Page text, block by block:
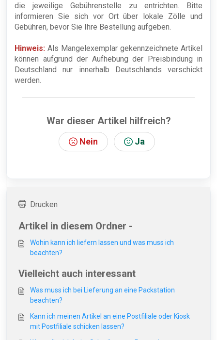
die jeweilige Gebührenstelle zu entrichten. Bitte
informieren Sie sich vor Ort über lokale Zölle und
Gebühren, bevor Sie Ihre Bestellung aufgeben.
Hinweis: Als Mangelexemplar gekennzeichnete Artikel
können aufgrund der Aufhebung der Preisbindung in
Deutschland nur innerhalb Deutschlands verschickt
werden.
War dieser Artikel hilfreich?
Nein Ja
Drucken
Artikel in diesem Ordner -
Wohin kann ich liefern lassen und was muss ich
beachten?
Vielleicht auch interessant
Was muss ich bei Lieferung an eine Packstation
beachten?
Kann ich meinen Artikel an eine Postfiliale oder Kiosk
mit Postfiliale schicken lassen?